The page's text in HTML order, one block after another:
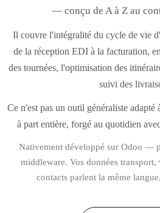
— conçu de A à Z au
Il couvre l'intégralité du cycle de vie
de la réception EDI à la facturation,
des tournées, l'optimisation des
suivi des
Ce n'est pas un outil généraliste
à part entière, forgé au quotidien
Nativement développé sur Odoo —
middleware. Vos données
contacts parlent la même